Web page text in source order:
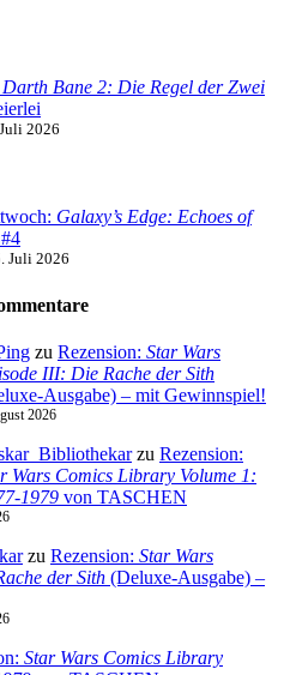
Darth Bane 2: Die Regel der Zwei
2026
Galaxy’s Edge: Echoes of
#4
Juli 2026
zu Rezension: Star Wars
III: Die Rache der Sith
Ausgabe) – mit Gewinnspiel!
2026
zu Rezension:
Wars Comics Library Volume 1:
1979 von TASCHEN
zu Rezension: Star Wars
der Sith (Deluxe-Ausgabe) –
Star Wars Comics Library